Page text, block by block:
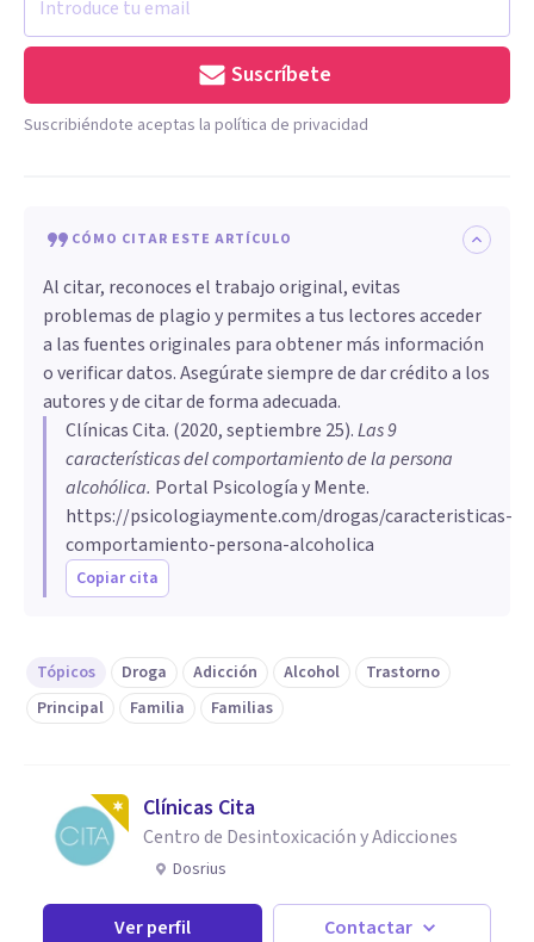
Suscríbete
Suscribiéndote aceptas la política de privacidad
CÓMO CITAR ESTE ARTÍCULO
Al citar, reconoces el trabajo original, evitas
problemas de plagio y permites a tus lectores acceder
a las fuentes originales para obtener más información
o verificar datos. Asegúrate siempre de dar crédito a los
autores y de citar de forma adecuada.
Clínicas Cita. (2020, septiembre 25).Las 9
características del comportamiento de la persona
alcohólica. Portal Psicología y Mente.
https://psicologiaymente.com/drogas/caracteristicas-
comportamiento-persona-alcoholica
Copiar cita
Tópicos Droga Adicción Alcohol
Trastorno
Principal
Familia Familias
Clínicas Cita
Centro de Desintoxicación y Adicciones
Dosrius
Ver perfil Contactar